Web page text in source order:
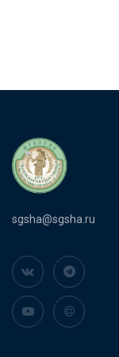
sgsha@sgsha.ru